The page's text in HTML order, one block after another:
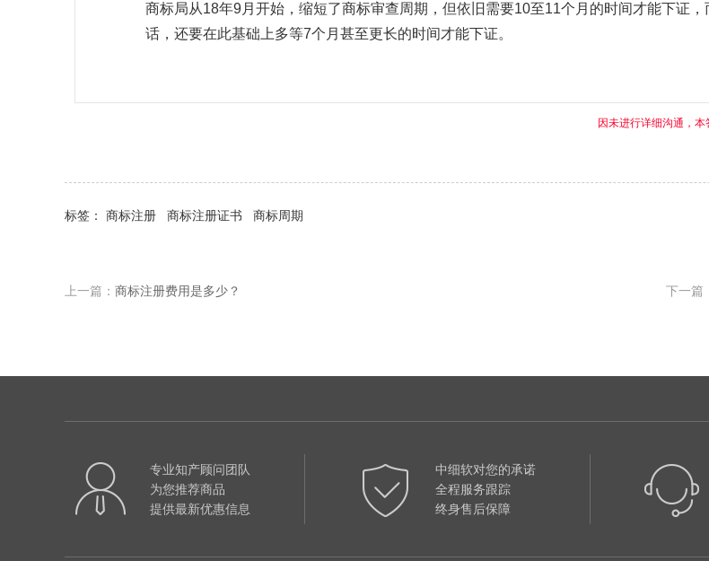
商标局从18年9月开始，缩短了商标审查周期，但依旧需要10至11个月的时间才能下证，
话，还要在此基础上多等7个月甚至更长的时间才能下证。
因未进行详细沟通，
标签： 商标注册 商标注册证书 商标周期
上一篇： 商标注册费用是多少？ 下一篇
专业知产顾问团队
为您推荐商品
提供最新优惠信息
中细软对您的承诺
全程服务跟踪
终身售后保障